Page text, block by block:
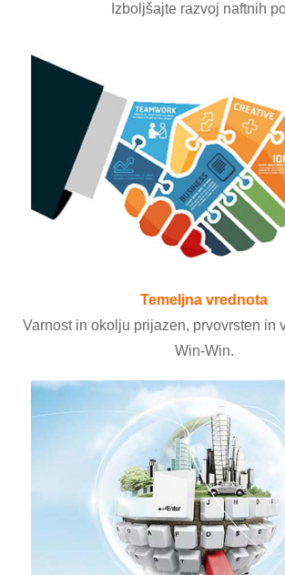
Izboljšajte razvoj naftnih
Temeljna vrednota
Varnost in okolju prijazen, prvovrsten in
Win-Win.